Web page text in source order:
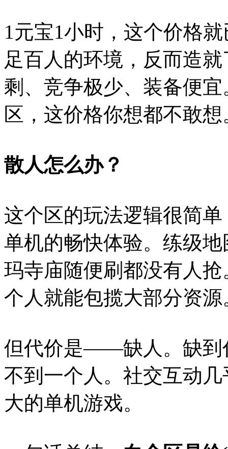
1元宝1小时，这个价格
足百人的环境，反而造
剩、竞争极少、装备便
区，这价格你想都不敢想
散人怎么办？
这个区的玩法逻辑很简
单机的畅快体验。练级
玛寺庙随便刷都没有人
个人就能包揽大部分资源
但代价是——缺人。缺到
不到一个人。社交互动
大的单机游戏。